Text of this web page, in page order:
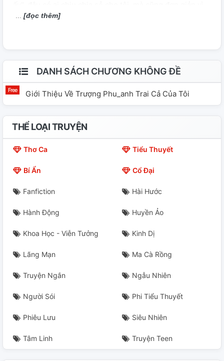
tôi là "đứa con gái không nên sinh ra thì hơn" của gia
lắng mạ, sỉ nhục không thương tiếc của đàn anh, phải
biết đứng dậy mà đấu tranh chứ, đúng không? Hãy cùng
đọc với tôi nếu bạn đã và đang ít trong hoàn cảnh như
vậy, hoặc ít ra cũng chỉ là để thông cảm cho những suy
anh/chị của chúng)
[đọc thêm]
DANH SÁCH CHƯƠNG KHÔNG ĐỀ
Giới Thiệu Về Trượng Phu_anh Trai Cả Của Tôi
THỂ LOẠI TRUYỆN
Thơ Ca Tiểu Thuyết
Bí Ẩn Cổ Đại
Fanfiction Hài Hước
Hành Động Huyền Ảo
Khoa Học - Viễn Tưởng Kinh Dị
Lãng Mạn Ma Cà Rồng
Truyện Ngắn Ngẫu Nhiên
Người Sói Phi Tiểu Thuyết
Phiêu Lưu Siêu Nhiên
Tâm Linh Truyện Teen